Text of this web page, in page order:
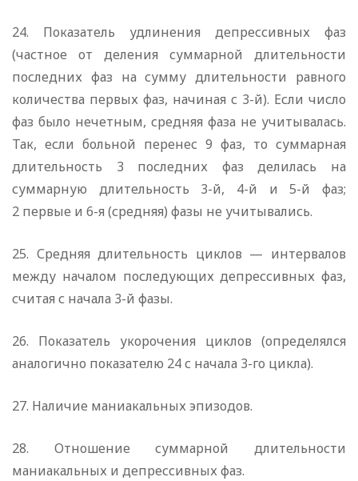
24. Показатель удлинения депрессивных фаз
(частное от деления суммарной длительности
последних фаз на сумму длительности равного
количества первых фаз, начиная с 3-й). Если число
фаз было нечетным, средняя фаза не учитывалась.
Так, если больной перенес 9 фаз, то суммарная
длительность 3 последних фаз делилась на
суммарную длительность 3-й, 4-й и 5-й фаз;
2 первые и 6-я (средняя) фазы не учитывались.
25. Средняя длительность циклов — интервалов
между началом последующих депрессивных фаз,
считая с начала 3-й фазы.
26. Показатель укорочения циклов (определялся
аналогично показателю 24 с начала 3-го цикла).
27. Наличие маниакальных эпизодов.
28. Отношение суммарной длительности
маниакальных и депрессивных фаз.